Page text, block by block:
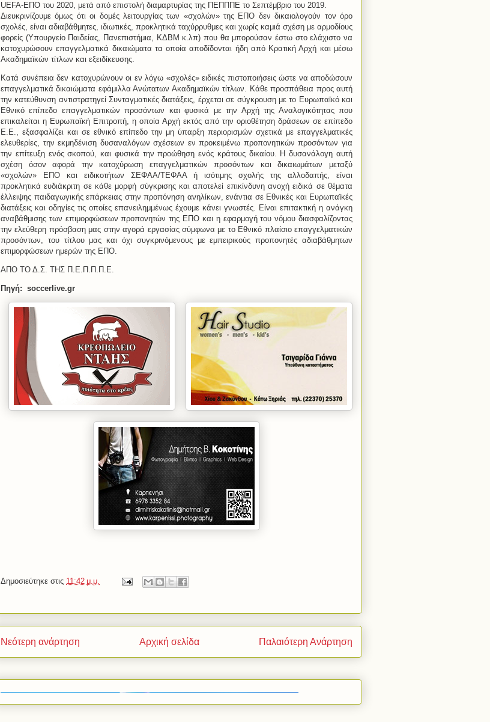
UEFA-ΕΠΟ του 2020, μετά από επιστολή διαμαρτυρίας της ΠΕΠΠΠΕ το Σεπτέμβριο του 2019.
Διευκρινίζουμε όμως ότι οι δομές λειτουργίας των «σχολών» της ΕΠΟ δεν δικαιολογούν τον όρο
σχολές, είναι αδιαβάθμητες, ιδιωτικές, προκλητικά ταχύρρυθμες και χωρίς καμιά σχέση με αρμοδίους
φορείς (Υπουργείο Παιδείας, Πανεπιστήμια, ΚΔΒΜ κ.λπ) που θα μπορούσαν έστω στο ελάχιστο να
κατοχυρώσουν επαγγελματικά δικαιώματα τα οποία αποδίδονται ήδη από Κρατική Αρχή και μέσω
Ακαδημαϊκών τίτλων και εξειδίκευσης.
Κατά συνέπεια δεν κατοχυρώνουν οι εν λόγω «σχολές» ειδικές πιστοποιήσεις ώστε να αποδώσουν
επαγγελματικά δικαιώματα εφάμιλλα Ανώτατων Ακαδημαϊκών τίτλων. Κάθε προσπάθεια προς αυτή
την κατεύθυνση αντιστρατηγεί Συνταγματικές διατάξεις, έρχεται σε σύγκρουση με το Ευρωπαϊκό και
Εθνικό επίπεδο επαγγελματικών προσόντων και φυσικά με την Αρχή της Αναλογικότητας που
επικαλείται η Ευρωπαϊκή Επιτροπή, η οποία Αρχή εκτός από την οριοθέτηση δράσεων σε επίπεδο
Ε.Ε., εξασφαλίζει και σε εθνικό επίπεδο την μη ύπαρξη περιορισμών σχετικά με επαγγελματικές
ελευθερίες, την εκμηδένιση δυσαναλόγων σχέσεων εν προκειμένω προπονητικών προσόντων για
την επίτευξη ενός σκοπού, και φυσικά την προώθηση ενός κράτους δικαίου. Η δυσανάλογη αυτή
σχέση όσον αφορά την κατοχύρωση επαγγελματικών προσόντων και δικαιωμάτων μεταξύ
«σχολών» ΕΠΟ και ειδικοτήτων ΣΕΦΑΑ/ΤΕΦΑΑ ή ισότιμης σχολής της αλλοδαπής, είναι
προκλητικά ευδιάκριτη σε κάθε μορφή σύγκρισης και αποτελεί επικίνδυνη ανοχή ειδικά σε θέματα
έλλειψης παιδαγωγικής επάρκειας στην προπόνηση ανηλίκων, ενάντια σε Εθνικές και Ευρωπαϊκές
διατάξεις και οδηγίες τις οποίες επανειλημμένως έχουμε κάνει γνωστές. Είναι επιτακτική η ανάγκη
αναβάθμισης των επιμορφώσεων προπονητών της ΕΠΟ και η εφαρμογή του νόμου διασφαλίζοντας
την ελεύθερη πρόσβαση μας στην αγορά εργασίας σύμφωνα με το Εθνικό πλαίσιο επαγγελματικών
προσόντων, του τίτλου μας και όχι συγκρινόμενους με εμπειρικούς προπονητές αδιαβάθμητων
επιμορφώσεων ημερών της ΕΠΟ.
ΑΠΟ ΤΟ Δ.Σ. ΤΗΣ Π.Ε.Π.Π.Π.Ε.
Πηγή: soccerlive.gr
Δημοσιεύτηκε στις 11:42 μ.μ.
Νεότερη ανάρτηση Παλαιότερη Ανάρτηση
Αρχική σελίδα